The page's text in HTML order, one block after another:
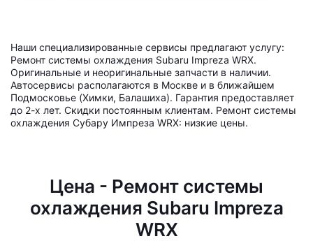
Наши специализированные сервисы предлагают услугу:
Ремонт системы охлаждения Subaru Impreza WRX.
Оригинальные и неоригинальные запчасти в наличии.
Автосервисы располагаются в Москве и в ближайшем
Подмосковье (Химки, Балашиха). Гарантия предоставляет
до 2-х лет. Скидки постоянным клиентам. Ремонт системы
охлаждения Субару Импреза WRX: низкие цены.
Цена - Ремонт системы
охлаждения Subaru Impreza
WRX